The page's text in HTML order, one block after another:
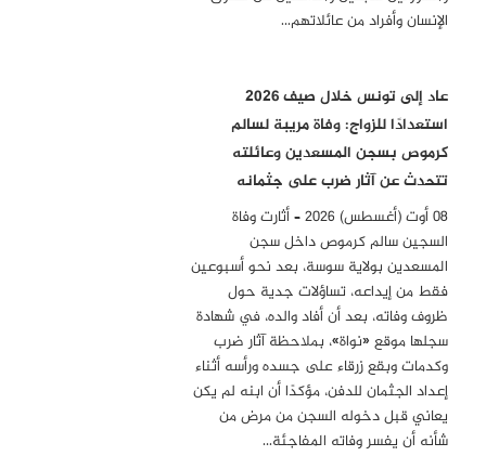
الإنسان وأفراد من عائلاتهم…
عاد إلى تونس خلال صيف 2026
استعدادًا للزواج: وفاة مريبة لسالم
كرموص بسجن المسعدين وعائلته
تتحدث عن آثار ضرب على جثمانه
08 أوت (أغسطس) 2026 – أثارت وفاة
السجين سالم كرموص داخل سجن
المسعدين بولاية سوسة، بعد نحو أسبوعين
فقط من إيداعه، تساؤلات جدية حول
ظروف وفاته، بعد أن أفاد والده، في شهادة
سجلها موقع «نواة»، بملاحظة آثار ضرب
وكدمات وبقع زرقاء على جسده ورأسه أثناء
إعداد الجثمان للدفن، مؤكدًا أن ابنه لم يكن
يعاني قبل دخوله السجن من مرض من
شأنه أن يفسر وفاته المفاجئة…